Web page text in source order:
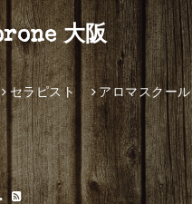
大阪
セラピスト アロマスクール